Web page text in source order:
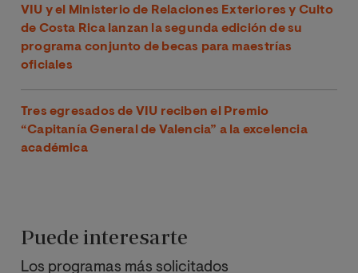
VIU y el Ministerio de Relaciones Exteriores y Culto
de Costa Rica lanzan la segunda edición de su
programa conjunto de becas para maestrías
oficiales
Tres egresados de VIU reciben el Premio
“Capitanía General de Valencia” a la excelencia
académica
Puede interesarte
Los programas más solicitados